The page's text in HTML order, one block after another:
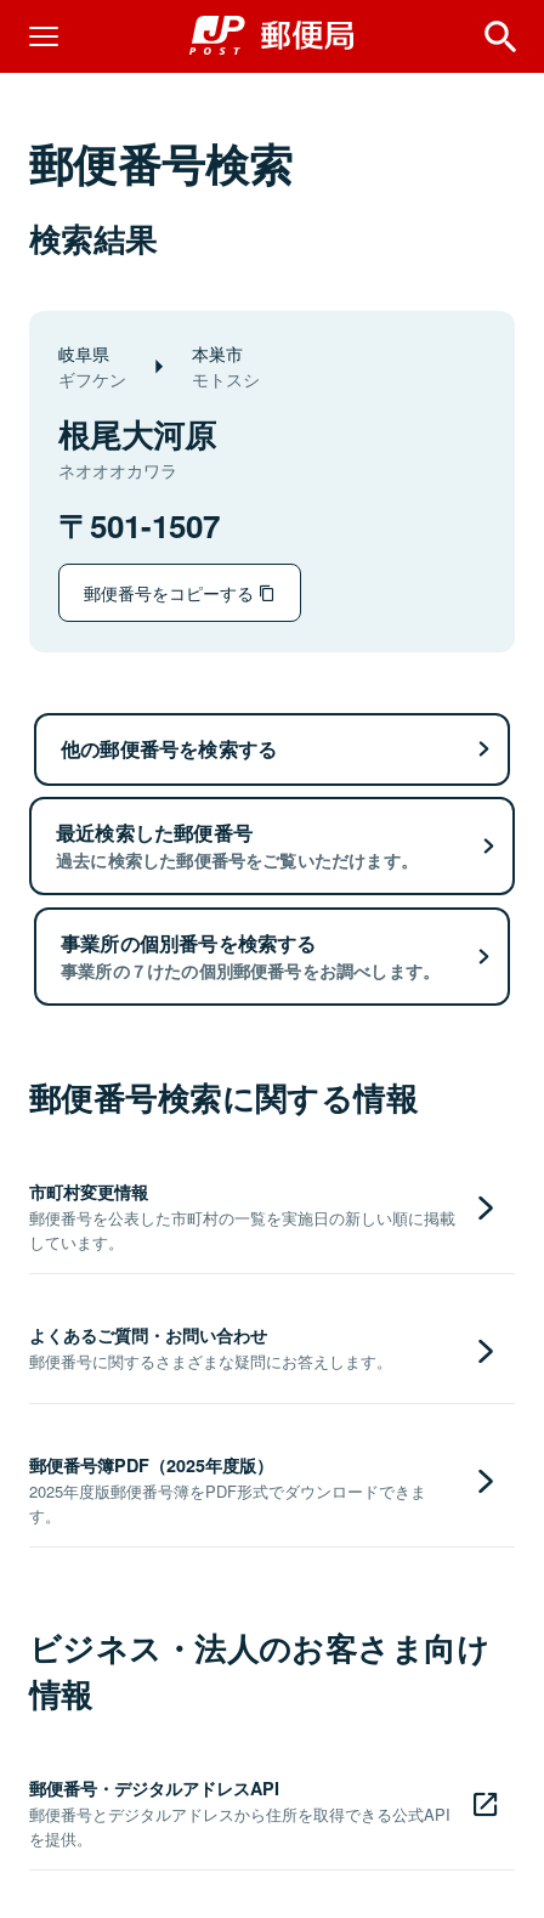
郵便番号検索
検索結果
岐阜県
ギフケン
本巣市
モトスシ
根尾大河原
ネオオオカワラ
501-1507
郵便番号をコピーする
他の郵便番号を検索する
最近検索した郵便番号
過去に検索した郵便番号をご覧いただけます。
事業所の個別番号を検索する
事業所の７けたの個別郵便番号をお調べします。
郵便番号検索に関する情報
市町村変更情報
郵便番号を公表した市町村の一覧を実施日の新しい順に掲載
しています。
よくあるご質問・お問い合わせ
郵便番号に関するさまざまな疑問にお答えします。
郵便番号簿PDF（2025年度版）
2025年度版郵便番号簿をPDF形式でダウンロードできま
す。
ビジネス・法人のお客さま向け
情報
郵便番号・デジタルアドレスAPI
郵便番号とデジタルアドレスから住所を取得できる公式API
を提供。